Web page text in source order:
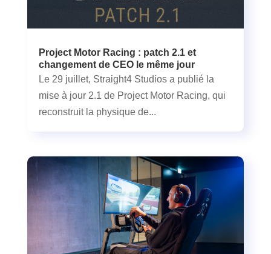
Project Motor Racing : patch 2.1 et
changement de CEO le même jour
Le 29 juillet, Straight4 Studios a publié la
mise à jour 2.1 de Project Motor Racing, qui
reconstruit la physique de...